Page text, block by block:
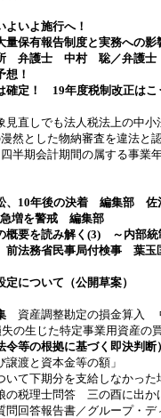
よいよ施行へ！
保有報告制度と実務への影
弁護士 中村 聡／弁護士
想！
確定！ 19年度税制改正はこ
見直しでも法人税法上の中
然とした物納審査を違法と
半期会計期間の属する事業
、10年後の決着 編集部 佐
急増を警戒 編集部
概要を読み解く(3) ～内部
前法務省民事局付検事 葉玉
定について（公開草案）
資産調整勘定の損金算入
の生じた特定事業用資産
令等の根拠に基づく即決判断
渡と資本金等の額」
て下期分を支給しなかった
の税理士問答 三の酉に出か
回答報告書／グループ・デ